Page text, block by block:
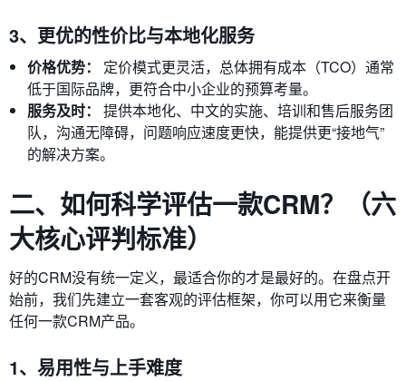
3、更优的性价比与本地化服务
价格优势：
定价模式更灵活，总体拥有成本（TCO）通常
低于国际品牌，更符合中小企业的预算考量。
服务及时：
提供本地化、中文的实施、培训和售后服务团
队，沟通无障碍，问题响应速度更快，能提供更“接地气”
的解决方案。
二、如何科学评估一款CRM？（六
大核心评判标准）
好的CRM没有统一定义，最适合你的才是最好的。在盘点开
始前，我们先建立一套客观的评估框架，你可以用它来衡量
任何一款CRM产品。
1、易用性与上手难度